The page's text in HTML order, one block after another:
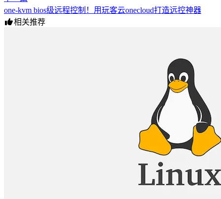
one-kvm bios级远程控制！用玩客云onecloud打造远控神器
相关推荐